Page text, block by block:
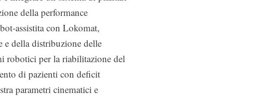
della performance
assistita con Lokomat,
e della distribuzione delle
robotici per la riabilitazione del
di pazienti con deficit
parametri cinematici e